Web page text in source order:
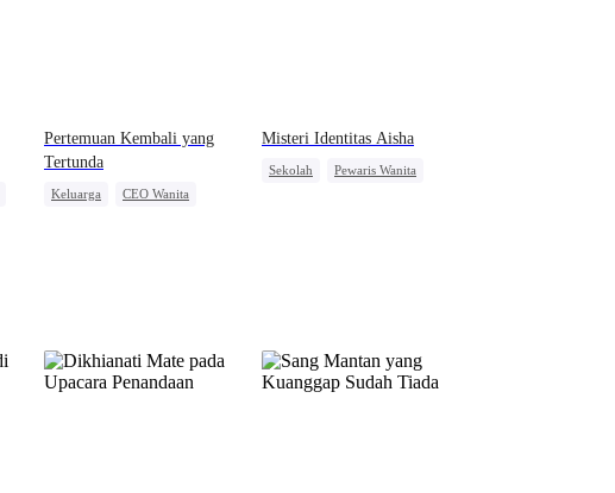
Pertemuan Kembali yang
Tertunda
Keluarga
CEO Wanita
Misteri Identitas Aisha
Sekolah
Pewaris Wanita